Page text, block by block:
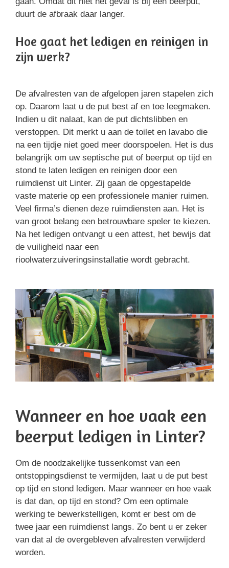
duurt de afbraak daar langer.
Hoe gaat het ledigen en reinigen in
zijn werk?
De afvalresten van de afgelopen jaren stapelen zich
op. Daarom laat u de put best af en toe leegmaken.
Indien u dit nalaat, kan de put dichtslibben en
verstoppen. Dit merkt u aan de toilet en lavabo die
na een tijdje niet goed meer doorspoelen. Het is dus
belangrijk om uw septische put of beerput op tijd en
stond te laten ledigen en reinigen door een
ruimdienst uit Linter. Zij gaan de opgestapelde
vaste materie op een professionele manier ruimen.
Veel firma’s dienen deze ruimdiensten aan. Het is
van groot belang een betrouwbare speler te kiezen.
Na het ledigen ontvangt u een attest, het bewijs dat
de vuiligheid naar een
rioolwaterzuiveringsinstallatie wordt gebracht.
Wanneer en hoe vaak een
beerput ledigen in Linter?
Om de noodzakelijke tussenkomst van een
ontstoppingsdienst te vermijden, laat u de put best
op tijd en stond ledigen. Maar wanneer en hoe vaak
is dat dan, op tijd en stond? Om een optimale
werking te bewerkstelligen, komt er best om de
twee jaar een ruimdienst langs. Zo bent u er zeker
van dat al de overgebleven afvalresten verwijderd
worden.